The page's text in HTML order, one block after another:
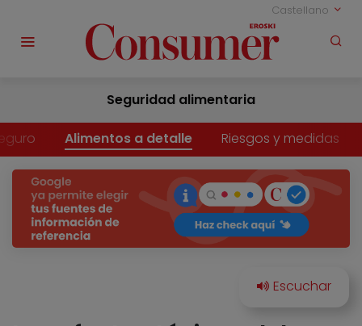
Castellano
Seguridad alimentaria
Alimentos a detalle Riesgos y medidas